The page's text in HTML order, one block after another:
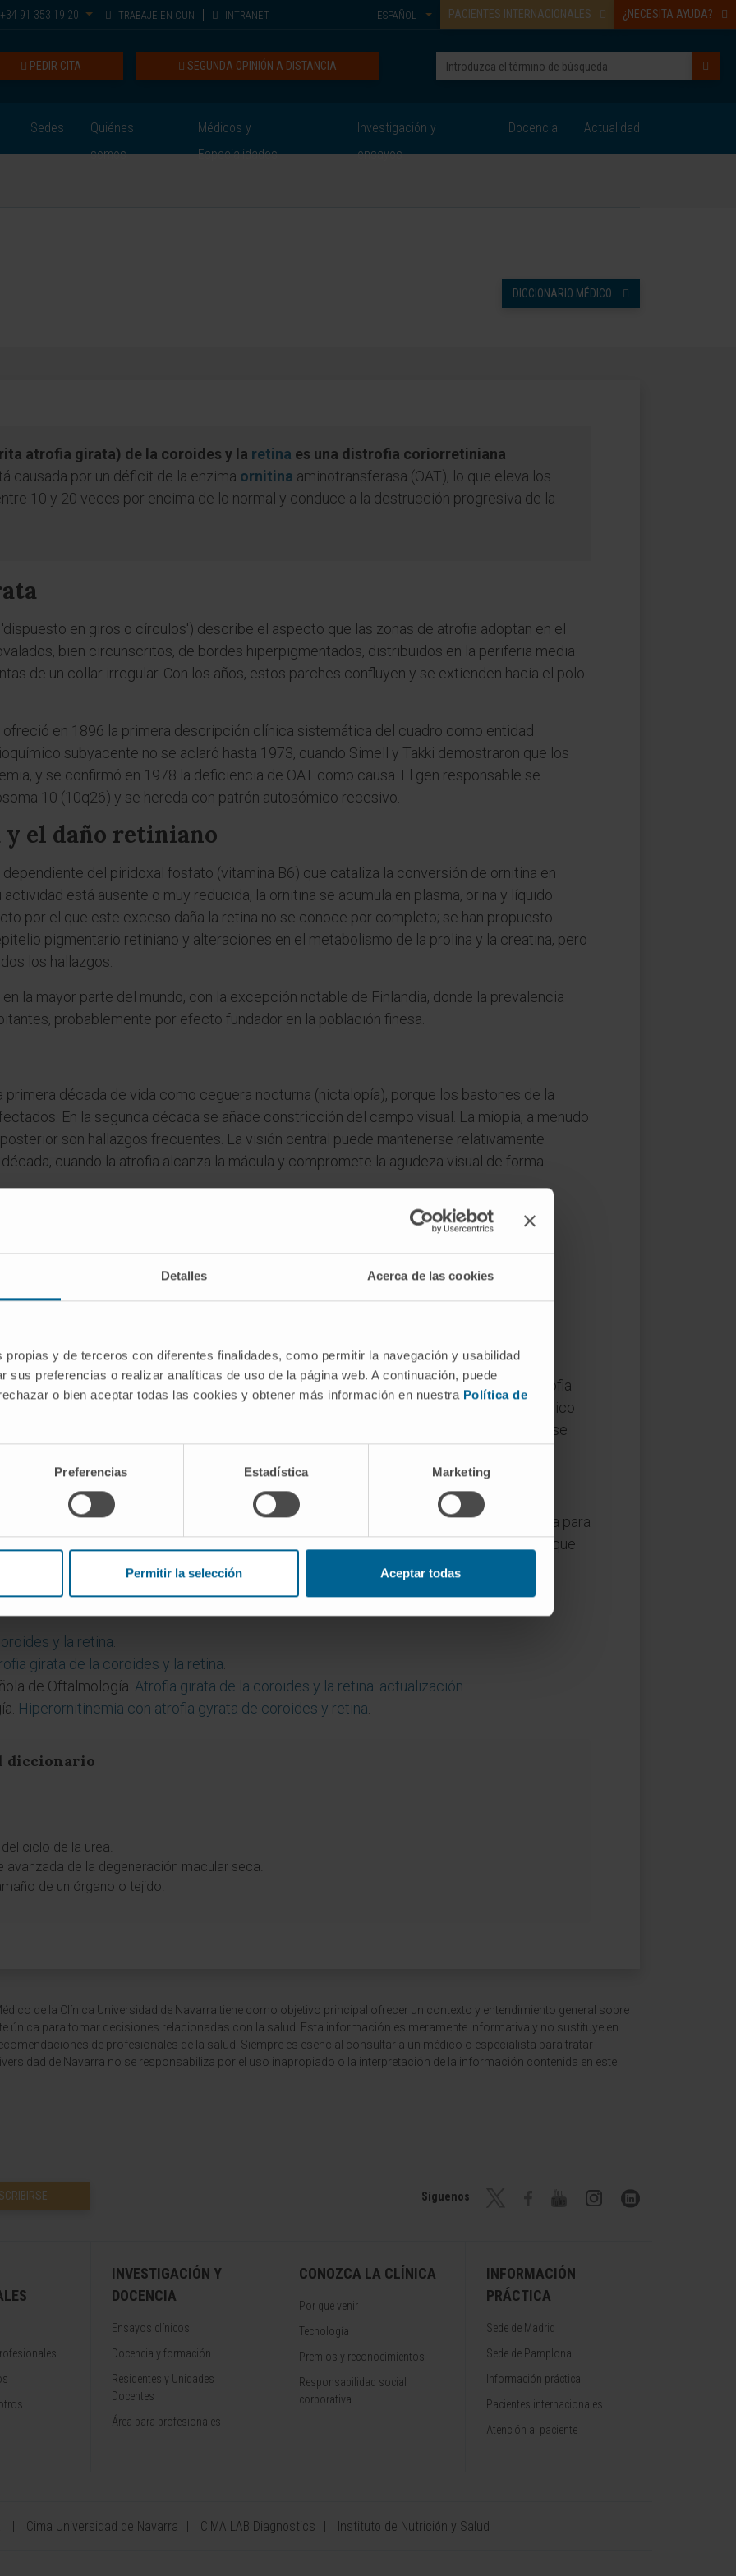
Detalles Acerca de las cookies
propias y de terceros con diferentes finalidades, como permitir la navegación y usabilidad
sus preferencias o realizar analíticas de uso de la página web. A continuación, puede
o bien aceptar todas las cookies y obtener más información en nuestra Política de
Preferencias Estadística Marketing
Permitir la selección Aceptar todas
+34 91 353 19 20 TRABAJE EN CUN INTRANET PACIENTES INTERNACIONALES ¿NECESITA AYUDA?
ESPAÑOL
SEGUNDA OPINIÓN A DISTANCIA
PEDIR CITA
Sedes
Quiénes
somos
Médicos y
Especialidades
Investigación y
ensayos
Docencia Actualidad
DICCIONARIO MÉDICO
atrofia girata) de la coroides y la retina es una distrofia coriorretiniana
causada por un déficit de la enzima ornitina aminotransferasa (OAT), lo que eleva los
10 y 20 veces por encima de lo normal y conduce a la destrucción progresiva de la
'dispuesto en giros o círculos') describe el aspecto que las zonas de atrofia adoptan en el
bien circunscritos, de bordes hiperpigmentados, distribuidos en la periferia media
de un collar irregular. Con los años, estos parches confluyen y se extienden hacia el polo
en 1896 la primera descripción clínica sistemática del cuadro como entidad
subyacente no se aclaró hasta 1973, cuando Simell y Takki demostraron que los
y se confirmó en 1978 la deficiencia de OAT como causa. El gen responsable se
10 (10q26) y se hereda con patrón autosómico recesivo.
el daño retiniano
del piridoxal fosfato (vitamina B6) que cataliza la conversión de ornitina en
está ausente o muy reducida, la ornitina se acumula en plasma, orina y líquido
por el que este exceso daña la retina no se conoce por completo; se han propuesto
pigmentario retiniano y alteraciones en el metabolismo de la prolina y la creatina, pero
los hallazgos.
la mayor parte del mundo, con la excepción notable de Finlandia, donde la prevalencia
probablemente por efecto fundador en la población finesa.
década de vida como ceguera nocturna (nictalopía), porque los bastones de la
En la segunda década se añade constricción del campo visual. La miopía, a menudo
son hallazgos frecuentes. La visión central puede mantenerse relativamente
cuando la atrofia alcanza la mácula y compromete la agudeza visual de forma
en el fondo de ojo.
macular?
a la edad es una enfermedad adquirida, frecuente y ligada al envejecimiento. La atrofia
de la
ornitina
, hereditario, raro, y que debuta en la infancia. El aspecto fundoscópico
parches son circulares y periféricos; en la
las lesiones se
de la arginina. Se ha ensayado una dieta restringida en arginina como medida para
Algunos pacientes responden además a dosis altas de piridoxina (vitamina B6), que
y la retina
girata de la coroides y la retina
de Oftalmología. Atrofia girata de la coroides y la retina: actualización
Hiperornitinemia con atrofia gyrata de coroides y retina
diccionario
ciclo de la urea.
avanzada de la degeneración macular seca.
de un órgano o tejido.
de la Clínica Universidad de Navarra tiene como objetivo principal ofrecer un contexto y entendimiento general sobre
única para tomar decisiones relacionadas con la salud. Esta información es meramente informativa y no sustituye en
de profesionales de la salud. Siempre es esencial consultar a un médico o especialista para tratar
de Navarra no se responsabiliza por el uso inapropiado o la interpretación de la información contenida en este
Síguenos
INVESTIGACIÓN Y
DOCENCIA
Ensayos clínicos
Docencia y formación
Residentes y Unidades
Docentes
Área para profesionales
CONOZCA LA CLÍNICA
Por qué venir
Tecnología
Premios y reconocimientos
Responsabilidad social
corporativa
INFORMACIÓN
PRÁCTICA
Sede de Madrid
Sede de Pamplona
Información práctica
Pacientes internacionales
Atención al paciente
Cima Universidad de Navarra CIMA LAB Diagnostics Instituto de Nutrición y Salud